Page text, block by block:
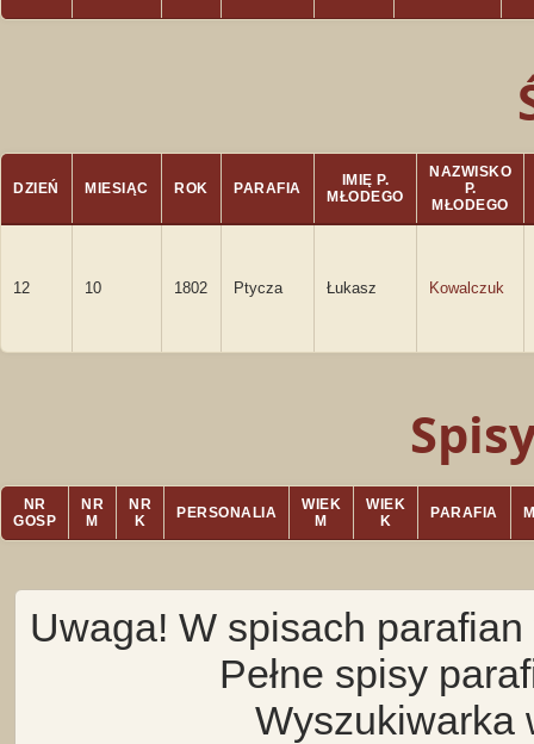
DZIEŃ MIESIĄC ROK PARAFIA
IMIĘ P.
MŁODEGO
NAZWISKO
P.
MŁODEGO
12 10 1802 Ptycza Łukasz Kowalczuk
NR
GOSP
NR
M
NR
K
PERSONALIA
WIEK
M
WIEK
K
PARAFIA
Uwaga! W spisach
Pełne spisy
Wyszukiwarka